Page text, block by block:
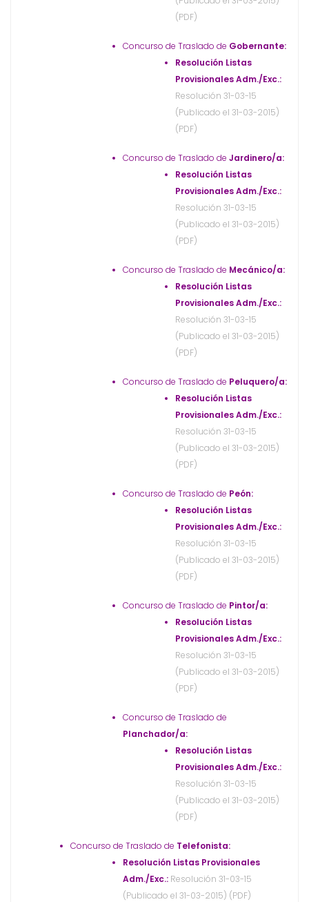
(PDF)
Concurso de Traslado de Gobernante:
Resolución Listas
Provisionales Adm./Exc.:
Resolución 31-03-15
(Publicado el 31-03-2015)
(PDF)
Concurso de Traslado de Jardinero/a:
Resolución Listas
Provisionales Adm./Exc.:
Resolución 31-03-15
(Publicado el 31-03-2015)
(PDF)
Concurso de Traslado de Mecánico/a:
Resolución Listas
Provisionales Adm./Exc.:
Resolución 31-03-15
(Publicado el 31-03-2015)
(PDF)
Concurso de Traslado de Peluquero/a:
Resolución Listas
Provisionales Adm./Exc.:
Resolución 31-03-15
(Publicado el 31-03-2015)
(PDF)
Concurso de Traslado de Peón:
Resolución Listas
Provisionales Adm./Exc.:
Resolución 31-03-15
(Publicado el 31-03-2015)
(PDF)
Concurso de Traslado de Pintor/a:
Resolución Listas
Provisionales Adm./Exc.:
Resolución 31-03-15
(Publicado el 31-03-2015)
(PDF)
Concurso de Traslado de
Planchador/a:
Resolución Listas
Provisionales Adm./Exc.:
Resolución 31-03-15
(Publicado el 31-03-2015)
(PDF)
Concurso de Traslado de Telefonista:
Resolución Listas Provisionales
Adm./Exc.: Resolución 31-03-15
(Publicado el 31-03-2015) (PDF)